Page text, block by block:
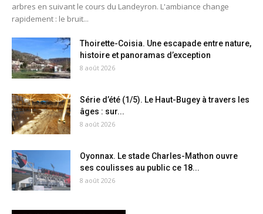
arbres en suivant le cours du Landeyron. L'ambiance change
rapidement : le bruit...
Thoirette-Coisia. Une escapade entre nature,
histoire et panoramas d’exception
8 août 2026
Série d’été (1/5). Le Haut-Bugey à travers les
âges : sur...
8 août 2026
Oyonnax. Le stade Charles-Mathon ouvre
ses coulisses au public ce 18...
8 août 2026